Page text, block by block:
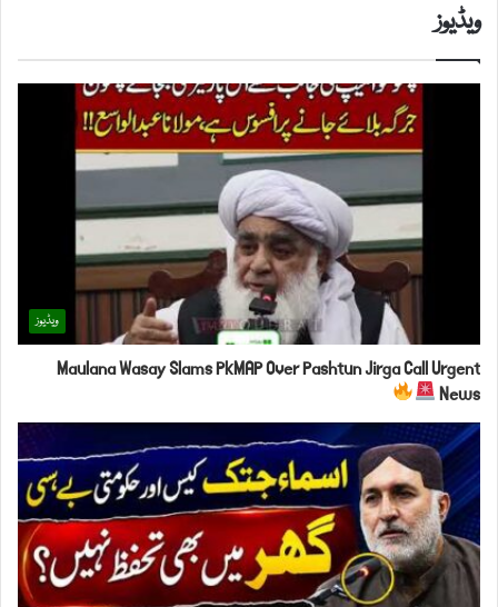
ویڈیوز
ویڈیوز
Maulana Wasay Slams PkMAP Over Pashtun Jirga Call Urgent
News